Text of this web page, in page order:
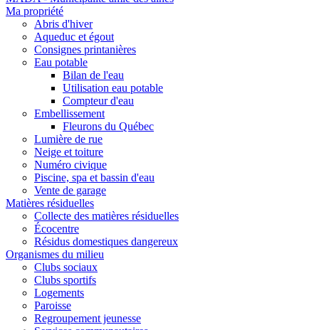
Ma propriété
Abris d'hiver
Aqueduc et égout
Consignes printanières
Eau potable
Bilan de l'eau
Utilisation eau potable
Compteur d'eau
Embellissement
Fleurons du Québec
Lumière de rue
Neige et toiture
Numéro civique
Piscine, spa et bassin d'eau
Vente de garage
Matières résiduelles
Collecte des matières résiduelles
Écocentre
Résidus domestiques dangereux
Organismes du milieu
Clubs sociaux
Clubs sportifs
Logements
Paroisse
Regroupement jeunesse